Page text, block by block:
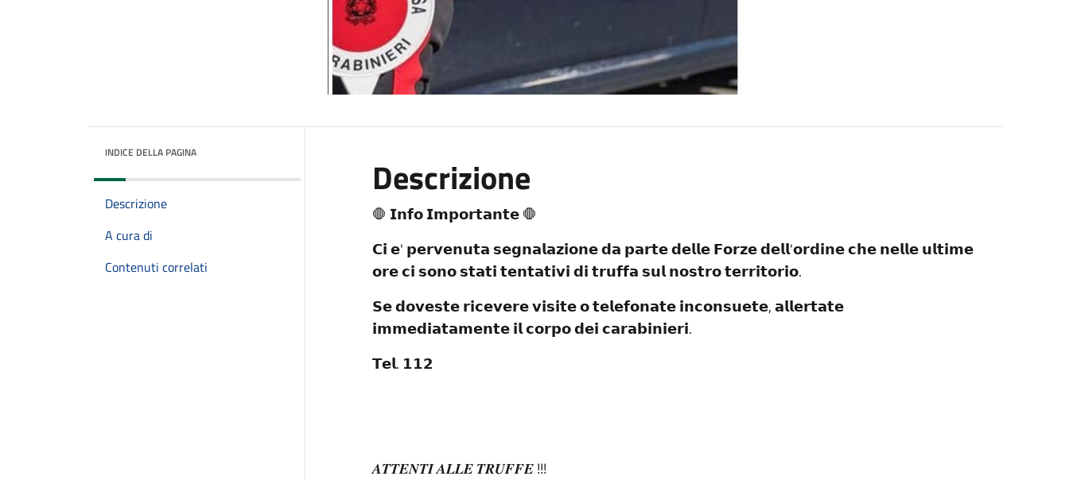
INDICE DELLA PAGINA
Descrizione
A cura di
Contenuti correlati
Descrizione
🛑 𝗜𝗻𝗳𝗼 𝗜𝗺𝗽𝗼𝗿𝘁𝗮𝗻𝘁𝗲 🛑
𝗖𝗶 𝗲' 𝗽𝗲𝗿𝘃𝗲𝗻𝘂𝘁𝗮 𝘀𝗲𝗴𝗻𝗮𝗹𝗮𝘇𝗶𝗼𝗻𝗲 𝗱𝗮 𝗽𝗮𝗿𝘁𝗲 𝗱𝗲𝗹𝗹𝗲 𝗙𝗼𝗿𝘇𝗲 𝗱𝗲𝗹𝗹'𝗼𝗿𝗱𝗶𝗻𝗲 𝗰𝗵𝗲 𝗻𝗲𝗹𝗹𝗲 𝘂𝗹𝘁𝗶𝗺𝗲
𝗼𝗿𝗲 𝗰𝗶 𝘀𝗼𝗻𝗼 𝘀𝘁𝗮𝘁𝗶 𝘁𝗲𝗻𝘁𝗮𝘁𝗶𝘃𝗶 𝗱𝗶 𝘁𝗿𝘂𝗳𝗳𝗮 𝘀𝘂𝗹 𝗻𝗼𝘀𝘁𝗿𝗼 𝘁𝗲𝗿𝗿𝗶𝘁𝗼𝗿𝗶𝗼.
𝗦𝗲 𝗱𝗼𝘃𝗲𝘀𝘁𝗲 𝗿𝗶𝗰𝗲𝘃𝗲𝗿𝗲 𝘃𝗶𝘀𝗶𝘁𝗲 𝗼 𝘁𝗲𝗹𝗲𝗳𝗼𝗻𝗮𝘁𝗲 𝗶𝗻𝗰𝗼𝗻𝘀𝘂𝗲𝘁𝗲, 𝗮𝗹𝗹𝗲𝗿𝘁𝗮𝘁𝗲
𝗶𝗺𝗺𝗲𝗱𝗶𝗮𝘁𝗮𝗺𝗲𝗻𝘁𝗲 𝗶𝗹 𝗰𝗼𝗿𝗽𝗼 𝗱𝗲𝗶 𝗰𝗮𝗿𝗮𝗯𝗶𝗻𝗶𝗲𝗿𝗶.
𝗧𝗲𝗹. 𝟭𝟭𝟮
𝑨𝑻𝑻𝑬𝑵𝑻𝑰 𝑨𝑳𝑳𝑬 𝑻𝑹𝑼𝑭𝑭𝑬 !!!